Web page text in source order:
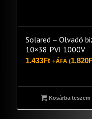
Solared – Olvadó
10×38 PVI 1000V
1.433Ft +ÁFA (1.820
Kosárba teszem